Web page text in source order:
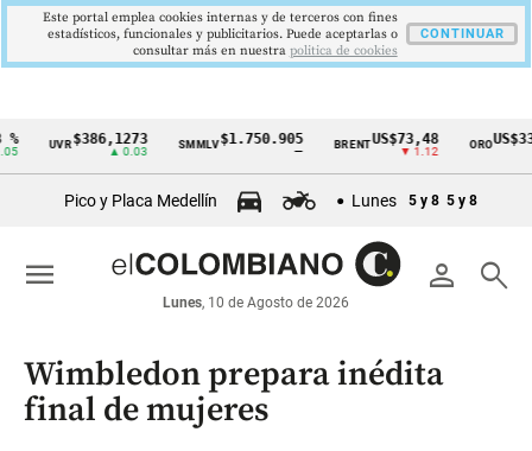
Cintillo
económicos
Colombia
$386,1273
▲ 0.03
SMMLV $1.750.905 BRENT US$73,48
▼ 1.12
OROUS$3342,60
▲ 8.20
Pico y Placa Medellín Lunes 5 y 8 5 y 8
person search
Lunes, 10 de Agosto de 2026
menu
Wimbledon prepara inédita
final de mujeres
Este portal emplea cookies internas y de terceros con fines
estadísticos, funcionales y publicitarios. Puede aceptarlas o
consultar más en nuestra politica de cookies
CONTINUAR